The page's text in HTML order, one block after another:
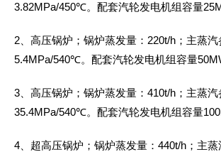
3.82MPa/450℃。配套汽轮发电机组容量
2、高压锅炉；锅炉蒸发量：220t/h；主蒸汽
5.4MPa/540℃。配套汽轮发电机组容量
3、高压锅炉；锅炉蒸发量：410t/h；主蒸汽
35.4MPa/540℃。配套汽轮发电机组容量
4、超高压锅炉；锅炉蒸发量：440t/h；主蒸